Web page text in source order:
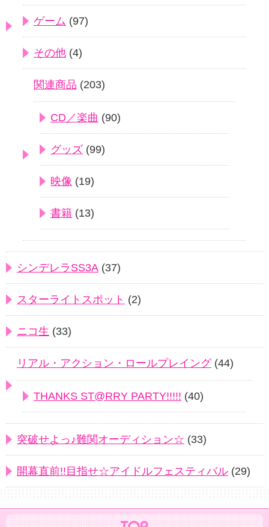
ゲーム (97)
その他 (4)
関連商品 (203)
CD／楽曲 (90)
グッズ (99)
映像 (19)
書籍 (13)
シンデレラSS3A (37)
スターライトスポット (2)
ニコ生 (33)
リアル・アクション・ロールプレイング(44)
THANKS ST@RRY PARTY!!!!! (40)
突破せよっ♪難関オーディション☆ (33)
開幕直前!!目指せ☆アイドルフェスティバル (29)